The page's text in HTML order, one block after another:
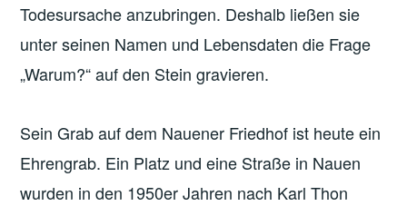
Todesursache anzubringen. Deshalb ließen sie
unter seinen Namen und Lebensdaten die Frage
„Warum?“ auf den Stein gravieren.
Sein Grab auf dem Nauener Friedhof ist heute ein
Ehrengrab. Ein Platz und eine Straße in Nauen
wurden in den 1950er Jahren nach Karl Thon